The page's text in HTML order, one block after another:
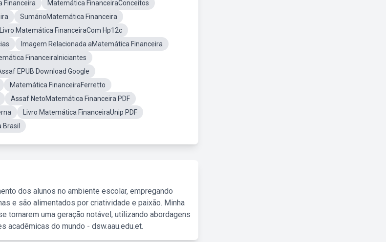
Financeira
Matemática FinanceiraConceitos
SumárioMatemática Financeira
Livro Matemática FinanceiraCom Hp12c
Imagem Relacionada aMatemática Financeira
FinanceiraIniciantes
EPUB Download Google
Matemática FinanceiraFerretto
Assaf NetoMatemática Financeira PDF
Livro Matemática FinanceiraUnip PDF
Brasil
dos alunos no ambiente escolar, empregando
e são alimentados por criatividade e paixão. Minha
tornarem uma geração notável, utilizando abordagens
do mundo - dsw.aau.edu.et.